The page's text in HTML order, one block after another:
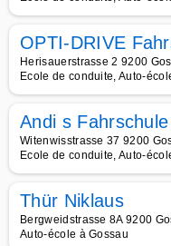
OPTI-DRIVE
Herisauerstrasse 2 9200
Ecole de conduite, Auto-
Andi s Fahrschule
Witenwisstrasse 37 9200
Ecole de conduite, Auto-
Thür Niklaus
Bergweidstrasse 8A 9200
Auto-école à Gossau